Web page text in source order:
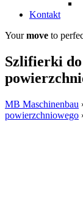
Kontakt
Yourmove to
Szlifierki
MB Maschinenbau
powierzchniowego